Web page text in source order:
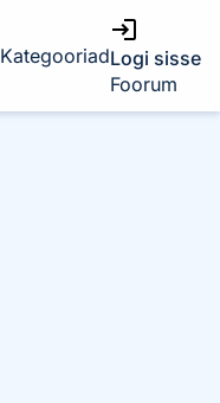
KategooriadLogi sisse
Foorum